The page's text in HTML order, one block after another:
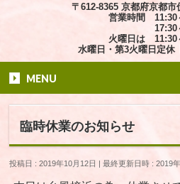
〒612-8365 京都府京都市
営業時間 11:30
17:30～
火曜日は 11:30
水曜日・第3火曜日定休
MENU
臨時休業のお知らせ
投稿日 : 2019年10月12日 最終更新日時 : 2019